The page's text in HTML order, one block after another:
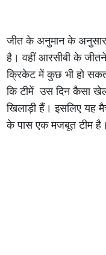
जीत के अनुमान के
है। वहीं आरसीबी के
क्रिकेट में कुछ भी हो
कि टीमें उस दिन कैसा
खिलाड़ी हैं। इसलिए यह
के पास एक मजबूत टीम है।